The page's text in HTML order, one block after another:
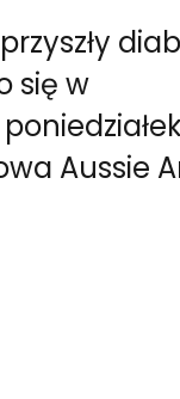
się w
Aussie